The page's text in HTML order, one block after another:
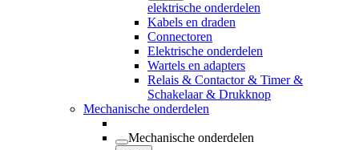
elektrische onderdelen
Kabels en draden
Connectoren
Elektrische onderdelen
Wartels en adapters
Relais & Contactor & Timer &
Schakelaar & Drukknop
Mechanische onderdelen
Mechanische onderdelen